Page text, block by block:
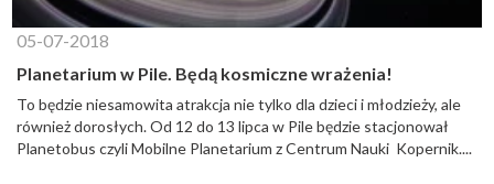
05-07-2018
Planetarium w Pile. Będą kosmiczne wrażenia!
To będzie niesamowita atrakcja nie tylko dla dzieci i młodzieży, ale
również dorosłych. Od 12 do 13 lipca w Pile będzie stacjonował
Planetobus czyli Mobilne Planetarium z Centrum Nauki Kopernik....